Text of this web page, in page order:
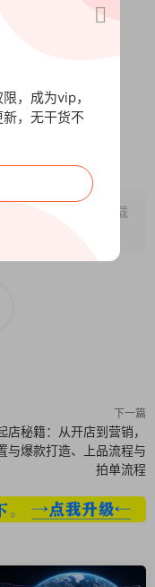
，转载
下一篇
店秘籍：从开店到营销，
与爆款打造、上品流程与
拍单流程
，成为vip，
，无干货不